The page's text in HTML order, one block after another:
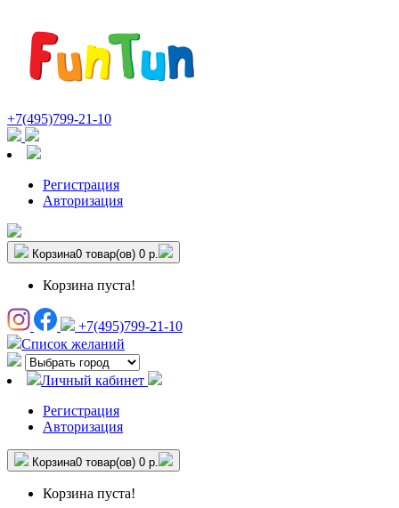
+7(495)799-21-10
Регистрация
Авторизация
Корзина0 товар(ов) 0 р.
Корзина пуста!
+7(495)799-21-10
Список желаний
Личный кабинет
Регистрация
Авторизация
Корзина0 товар(ов) 0 р.
Корзина пуста!